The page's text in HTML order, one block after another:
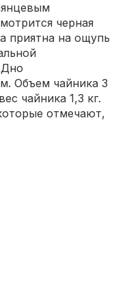
черная
приятна на ощупь
Дно
Объем чайника 3
чайника 1,3 кг.
отмечают,